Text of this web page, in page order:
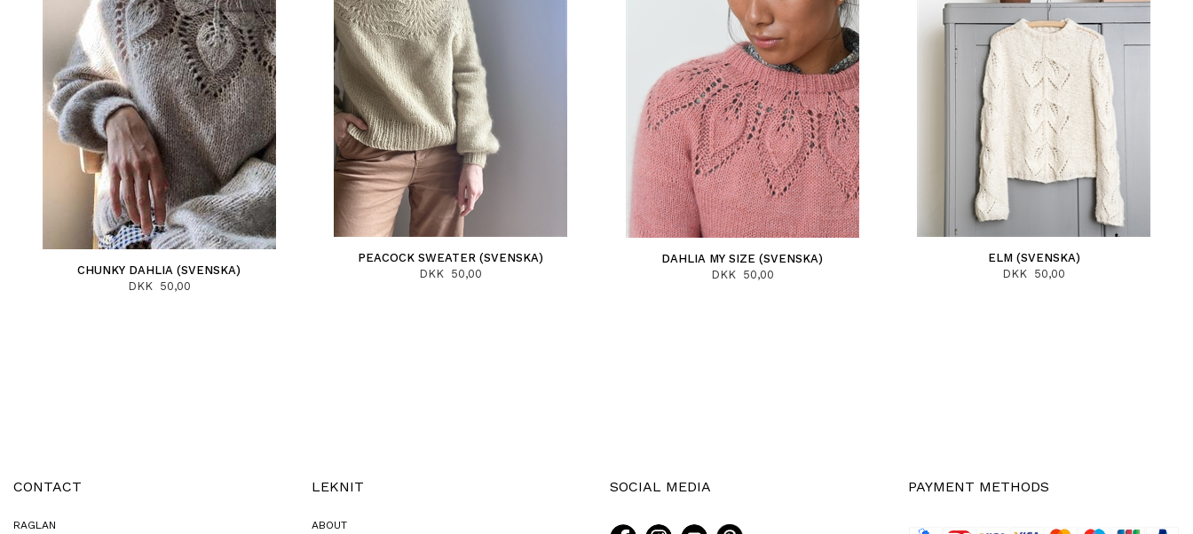
CHUNKY DAHLIA (SVENSKA)
DKK 50,00
PEACOCK SWEATER (SVENSKA)
DKK 50,00
DAHLIA MY SIZE (SVENSKA)
DKK 50,00
ELM (SVENSKA)
DKK 50,00
CONTACT
RAGLAN
LEKNIT
ABOUT
SOCIAL MEDIA PAYMENT METHODS